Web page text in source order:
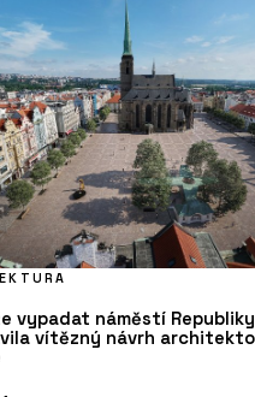
vypadat náměstí
vítězný návrh